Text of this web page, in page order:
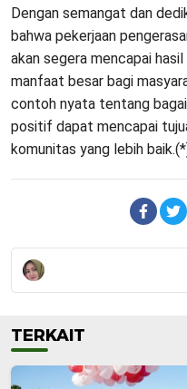
Dengan semangat dan
bahwa pekerjaan
akan segera mencapai
manfaat besar bagi
contoh nyata tentang
positif dapat mencapai
komunitas yang lebih
TERKAIT